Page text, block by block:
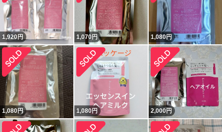
1,920円 1,070円 1,080円
1,080円 1,080円 2,000円